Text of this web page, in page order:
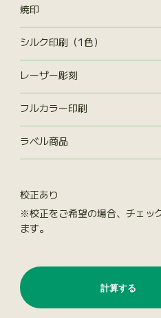
焼印
シルク印刷（1色）
レーザー彫刻
フルカラー印刷
ラベル商品
校正あり
※校正をご希望の場合、チェッ
ます。